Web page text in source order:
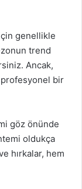
genellikle
trend
Ancak,
profesyonel bir
göz önünde
oldukça
hırkalar, hem